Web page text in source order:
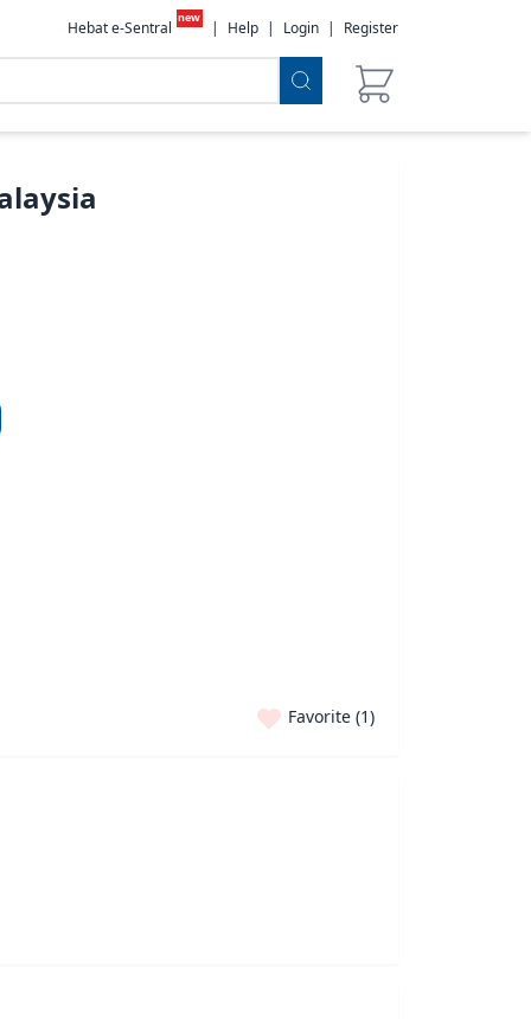
Hebat e-Sentral
new
| Help | Login | Register
Favorite (1)